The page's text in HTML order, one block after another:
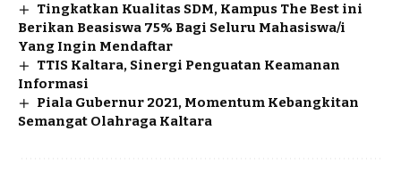
Tingkatkan Kualitas SDM, Kampus The Best ini
Berikan Beasiswa 75% Bagi Seluru Mahasiswa/i
Yang Ingin Mendaftar
TTIS Kaltara, Sinergi Penguatan Keamanan
Informasi
Piala Gubernur 2021, Momentum Kebangkitan
Semangat Olahraga Kaltara